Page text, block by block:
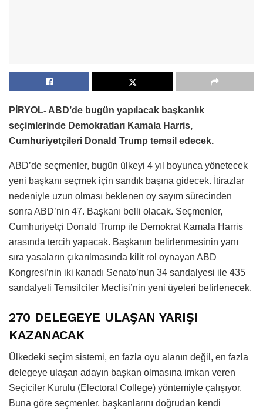
PİRYOL- ABD’de bugün yapılacak başkanlık
seçimlerinde Demokratları Kamala Harris,
Cumhuriyetçileri Donald Trump temsil edecek.
ABD’de seçmenler, bugün ülkeyi 4 yıl boyunca yönetecek
yeni başkanı seçmek için sandık başına gidecek. İtirazlar
nedeniyle uzun olması beklenen oy sayım sürecinden
sonra ABD’nin 47. Başkanı belli olacak. Seçmenler,
Cumhuriyetçi Donald Trump ile Demokrat Kamala Harris
arasında tercih yapacak. Başkanın belirlenmesinin yanı
sıra yasaların çıkarılmasında kilit rol oynayan ABD
Kongresi’nin iki kanadı Senato’nun 34 sandalyesi ile 435
sandalyeli Temsilciler Meclisi’nin yeni üyeleri belirlenecek.
270 DELEGEYE ULAŞAN YARIŞI
KAZANACAK
Ülkedeki seçim sistemi, en fazla oyu alanın değil, en fazla
delegeye ulaşan adayın başkan olmasına imkan veren
Seçiciler Kurulu (Electoral College) yöntemiyle çalışıyor.
Buna göre seçmenler, başkanlarını doğrudan kendi